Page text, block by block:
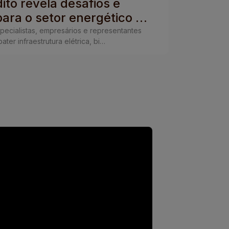
revela desafios e
o setor energético de
empresários e representantes
infraestrutura elétrica, bi…